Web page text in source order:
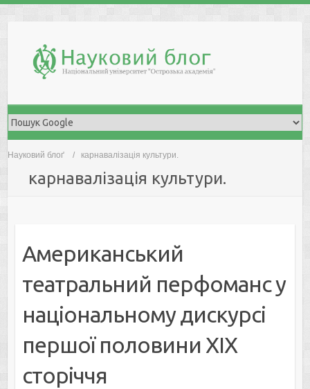
Науковий блоґ карнавалізація культури.
карнавалізація культури.
Американський
театральний перфоманс у
національному дискурсі
першої половини ХIX
сторіччя